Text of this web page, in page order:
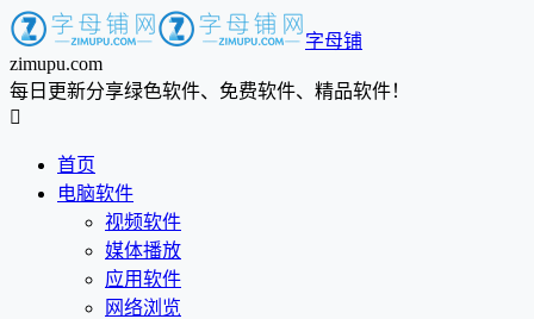
字母铺
zimupu.com
每日更新分享绿色软件、免费软件、精品软件！

首页
电脑软件
视频软件
媒体播放
应用软件
网络浏览